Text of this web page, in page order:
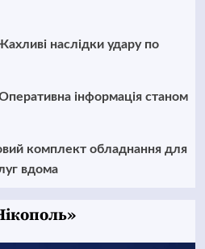
наслідки удару по
інформація станом
комплект обладнання для
вдома